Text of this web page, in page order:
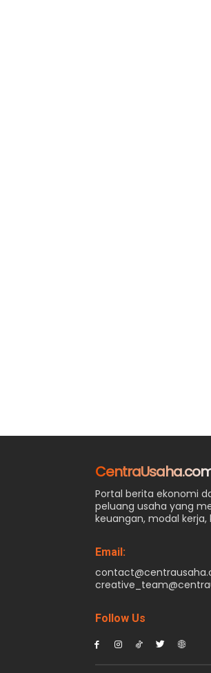
Portal berita ekonomi
peluang usaha yang
keuangan, modal
Email:
Follow Us